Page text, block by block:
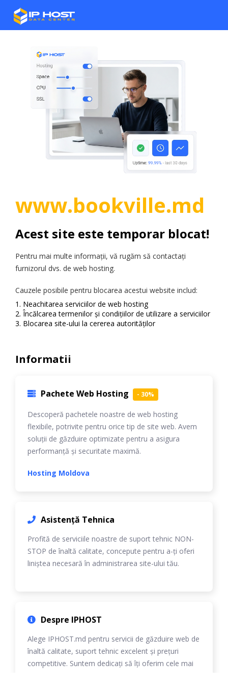
www.bookville.md
Acest site este temporar blocat!
Pentru mai multe informații, vă rugăm să contactați
furnizorul dvs. de web hosting.
Cauzele posibile pentru blocarea acestui website includ:
Neachitarea serviciilor de web hosting
Încălcarea termenilor și condițiilor de utilizare a serviciilor
Blocarea site-ului la cererea autorităților
Informatii
Pachete Web Hosting - 30%
Descoperă pachetele noastre de web hosting
flexibile, potrivite pentru orice tip de site web. Avem
soluții de găzduire optimizate pentru a asigura
performanță și securitate maximă.
Hosting Moldova
Asistență Tehnica
Profită de serviciile noastre de suport tehnic NON-
STOP de înaltă calitate, concepute pentru a-ți oferi
liniștea necesară în administrarea site-ului tău.
Despre IPHOST
Alege IPHOST.md pentru servicii de găzduire web de
înaltă calitate, suport tehnic excelent și prețuri
competitive. Suntem dedicați să îți oferim cele mai